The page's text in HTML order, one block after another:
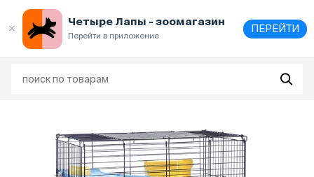
Четыре Лапы - зоомагазин
Перейти в приложение
ПЕРЕЙТИ